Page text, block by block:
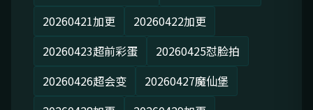
20260421加更
20260422加更
20260423超前彩蛋
20260425怼脸拍
20260426超会变
20260427魔仙堡